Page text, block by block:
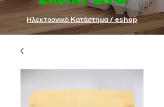
Ηλεκτρονικό Κατάστημα / eshop